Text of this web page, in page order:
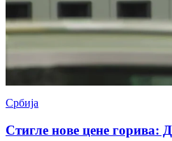
Србија
Стигле нове цене горива: